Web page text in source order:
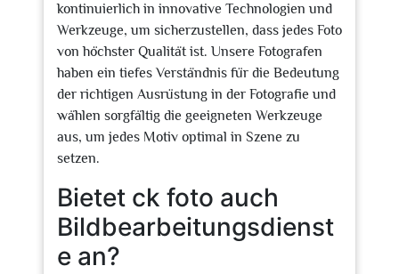
kontinuierlich in innovative Technologien und
Werkzeuge, um sicherzustellen, dass jedes Foto
von höchster Qualität ist. Unsere Fotografen
haben ein tiefes Verständnis für die Bedeutung
der richtigen Ausrüstung in der Fotografie und
wählen sorgfältig die geeigneten Werkzeuge
aus, um jedes Motiv optimal in Szene zu
setzen.
Bietet ck foto auch
Bildbearbeitungsdienst
e an?